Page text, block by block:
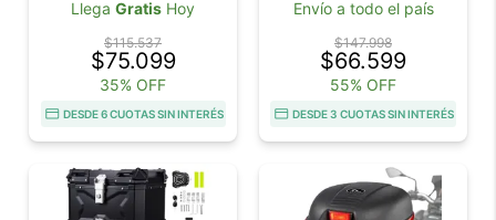
Llega Gratis Hoy
$115.537
$75.099
35% OFF
DESDE 6 CUOTAS SIN INTERÉS
Envío a todo el país
$147.998
$66.599
55% OFF
DESDE 3 CUOTAS SIN INTERÉS